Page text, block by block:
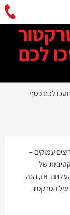
לכם
עמוקים –
של
אז, הנה
של הטרקטור.